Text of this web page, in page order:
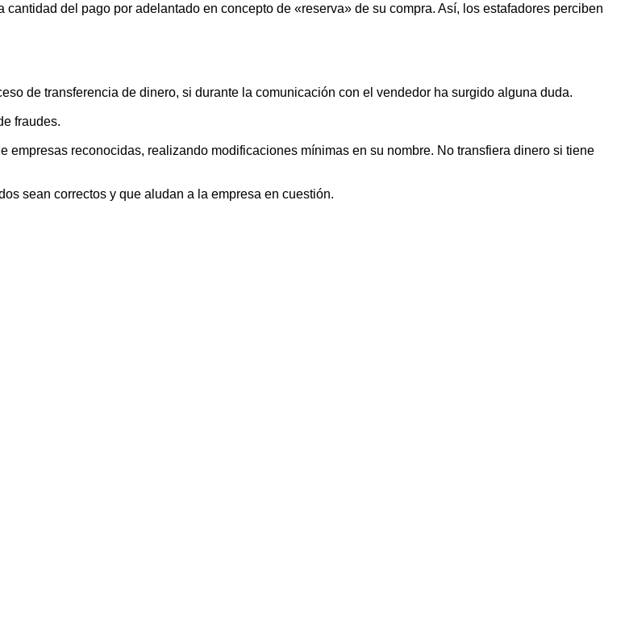
del pago por adelantado en concepto de «reserva» de su compra. Así, los estafadores perciben
de transferencia de dinero, si durante la comunicación con el vendedor ha surgido alguna duda.
fraudes.
reconocidas, realizando modificaciones mínimas en su nombre. No transfiera dinero si tiene
sean correctos y que aludan a la empresa en cuestión.